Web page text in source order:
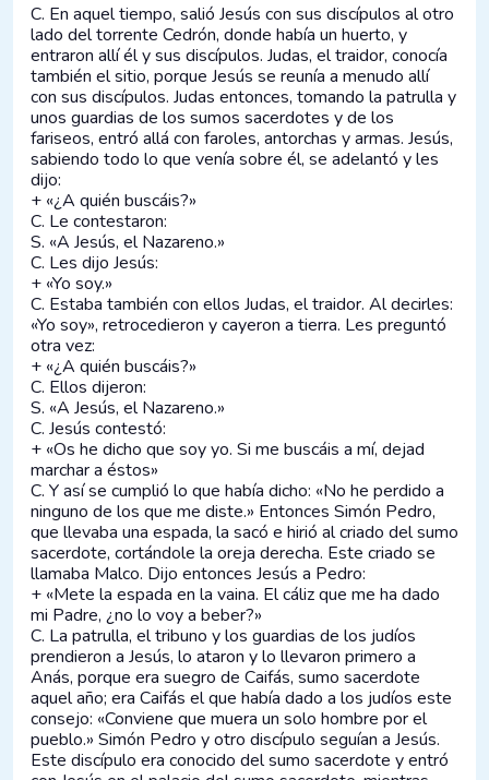
C. En aquel tiempo, salió Jesús con sus discípulos al otro
lado del torrente Cedrón, donde había un huerto, y
entraron allí él y sus discípulos. Judas, el traidor, conocía
también el sitio, porque Jesús se reunía a menudo allí
con sus discípulos. Judas entonces, tomando la patrulla y
unos guardias de los sumos sacerdotes y de los
fariseos, entró allá con faroles, antorchas y armas. Jesús,
sabiendo todo lo que venía sobre él, se adelantó y les
dijo:
+ «¿A quién buscáis?»
C. Le contestaron:
S. «A Jesús, el Nazareno.»
C. Les dijo Jesús:
+ «Yo soy.»
C. Estaba también con ellos Judas, el traidor. Al decirles:
«Yo soy», retrocedieron y cayeron a tierra. Les preguntó
otra vez:
+ «¿A quién buscáis?»
C. Ellos dijeron:
S. «A Jesús, el Nazareno.»
C. Jesús contestó:
+ «Os he dicho que soy yo. Si me buscáis a mí, dejad
marchar a éstos»
C. Y así se cumplió lo que había dicho: «No he perdido a
ninguno de los que me diste.» Entonces Simón Pedro,
que llevaba una espada, la sacó e hirió al criado del sumo
sacerdote, cortándole la oreja derecha. Este criado se
llamaba Malco. Dijo entonces Jesús a Pedro:
+ «Mete la espada en la vaina. El cáliz que me ha dado
mi Padre, ¿no lo voy a beber?»
C. La patrulla, el tribuno y los guardias de los judíos
prendieron a Jesús, lo ataron y lo llevaron primero a
Anás, porque era suegro de Caifás, sumo sacerdote
aquel año; era Caifás el que había dado a los judíos este
consejo: «Conviene que muera un solo hombre por el
pueblo.» Simón Pedro y otro discípulo seguían a Jesús.
Este discípulo era conocido del sumo sacerdote y entró